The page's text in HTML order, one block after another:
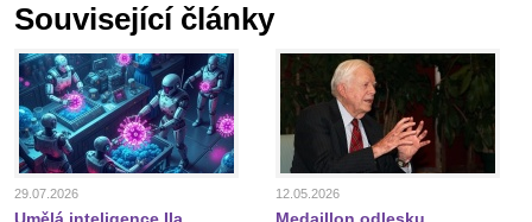
Související články
29.07.2026 12.05.2026